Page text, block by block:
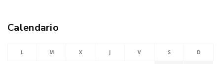
Calendario
L M X J V S D